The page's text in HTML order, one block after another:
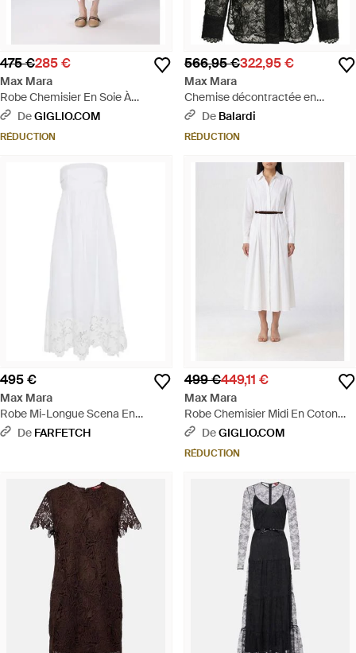
475 €285 €
Max Mara
Robe Chemisier En Soie À
Imprimé Floral - Blanc
DeGIGLIO.COM
RÉDUCTION
566,95 €322,95 €
Max Mara
Chemise décontractée en
dentelle - Noir
De Balardi
RÉDUCTION
495 €
Max Mara
Robe Mi-Longue Scena En
Dentelle - Blanc
De FARFETCH
499 €449,11 €
Max Mara
Robe Chemisier Midi En Coton
Avec Ceinture Et Manches
Longues - Blanc
DeGIGLIO.COM
RÉDUCTION